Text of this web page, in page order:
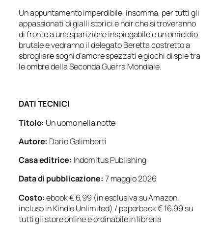
Un appuntamento imperdibile, insomma, per tutti gli
appassionati di gialli storici e noir che si troveranno
di fronte a una sparizione inspiegabile e un omicidio
brutale e vedranno il delegato Beretta costretto a
sbrogliare sogni d’amore spezzati e giochi di spie tra
le ombre della Seconda Guerra Mondiale.
DATI TECNICI
Titolo: Un uomo nella notte
Autore: Dario Galimberti
Casa editrice: Indomitus Publishing
Data di pubblicazione: 7 maggio 2026
Costo:ebook € 6,99 (in esclusiva su Amazon,
incluso in Kindle Unlimited) / paperback € 16,99 su
tutti gli store online e ordinabile in libreria